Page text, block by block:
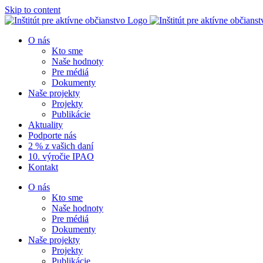
Skip to content
O nás
Kto sme
Naše hodnoty
Pre médiá
Dokumenty
Naše projekty
Projekty
Publikácie
Aktuality
Podporte nás
2 % z vašich daní
10. výročie IPAO
Kontakt
O nás
Kto sme
Naše hodnoty
Pre médiá
Dokumenty
Naše projekty
Projekty
Publikácie